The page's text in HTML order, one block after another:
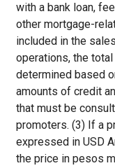
with a bank loan,
other mortgage-
included in the
operations, the
determined based
amounts of credit
that must be
promoters. (3) If a
expressed in USD
the price in pesos